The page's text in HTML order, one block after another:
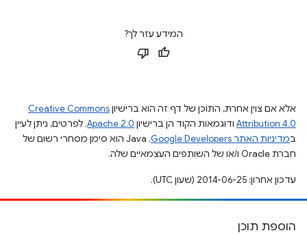
המידע עזר לך?
אלא אם צוין אחרת, התוכן של דף זה הוא ברישיוןCreative Commons
Attribution 4.0 ודוגמאות הקוד הן ברישיון Apache 2.0. לפרטים, ניתן לעיין
במדיניות האתר Google Developers‏
.‏ Java הוא סימן מסחרי רשום של
חברת Oracle ו/או של השותפים העצמאיים שלה.
עדכון אחרון: 2014-06-25 (שעון UTC).
הוספת תוכן